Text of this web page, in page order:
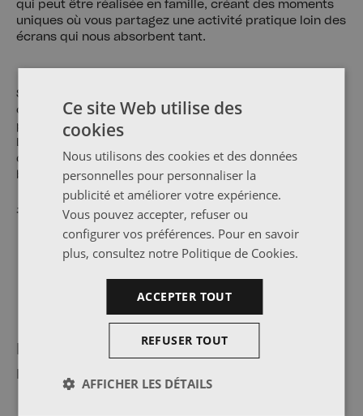
qui peut être réalisée en famille, créant des moments
uniques où vous partagez une activité pratique loin des
écrans qui nous absorbent tant.
Si vous n'êtes pas familier avec le montage de meubles
ou si vous préférez la commodité des meubles
préemballés, l'achat de meubles DIY peut être un défi.
dépend de vos préférences personnelles, de vos
besoins et de vos compétences.
#MeublesDIY #EcoDesign #MeublesEnBois
Des meubles écologiques à usages
multiples
Ce site Web utilise des
cookies
Nous utilisons des cookies et des données
personnelles pour personnaliser la
publicité et améliorer votre expérience.
Vous pouvez accepter, refuser ou
configurer vos préférences. Pour en savoir
plus, consultez notre Politique de Cookies.
ACCEPTER TOUT
REFUSER TOUT
AFFICHER LES DÉTAILS